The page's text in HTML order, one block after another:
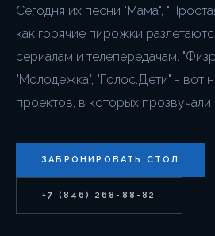
Сегодня их песни "Мама",
как горячие пирожки
сериалам и телепередачам.
"Молодежка", "Голос.Дети" - вот
проектов, в которых
ЗАБРОНИРОВАТЬ СТОЛ
+7 (846) 268-88-82